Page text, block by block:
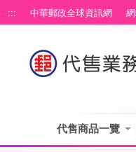
::: 中華郵政全球資訊網
代售商品一覽